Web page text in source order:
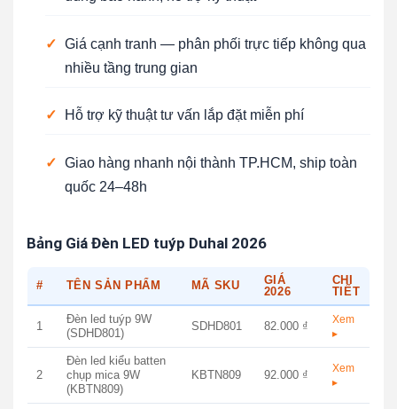
✓ Giá cạnh tranh — phân phối trực tiếp không qua
nhiều tầng trung gian
✓ Hỗ trợ kỹ thuật tư vấn lắp đặt miễn phí
✓ Giao hàng nhanh nội thành TP.HCM, ship toàn
quốc 24–48h
Bảng Giá Đèn LED tuýp Duhal 2026
# TÊN SẢN PHẨM MÃ SKU
GIÁ
2026
CHI
TIẾT
1
Đèn led tuýp 9W
(SDHD801)
SDHD801 82.000 ₫
Xem
▸
2
Đèn led kiểu batten
chụp mica 9W
(KBTN809)
KBTN809 92.000 ₫
Xem
▸